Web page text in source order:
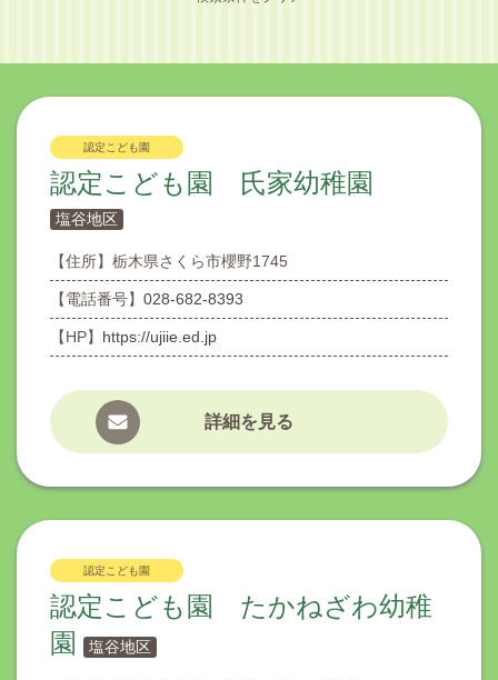
認定こども園
認定こども園 氏家幼稚園
塩谷地区
【住所】 栃木県さくら市櫻野1745
【電話番号】 028-682-8393
【HP】 https://ujiie.ed.jp
詳細を見る
認定こども園
認定こども園 たかねざわ幼稚
園
塩谷地区